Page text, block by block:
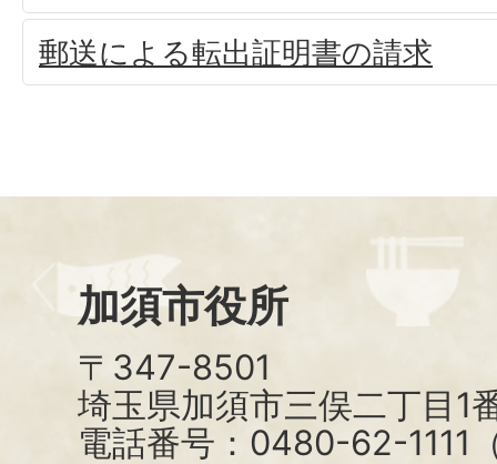
郵送による転出証明書の請求
加須市役所
〒347-8501
埼玉県加須市三俣二丁目1
電話番号：0480-62-1111